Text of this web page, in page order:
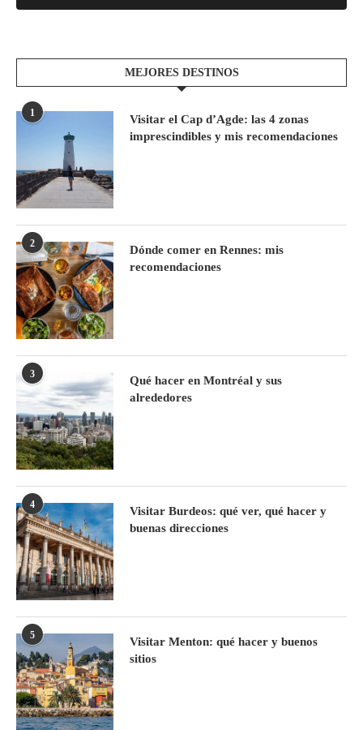
MEJORES DESTINOS
1
Visitar el Cap d’Agde: las 4 zonas
imprescindibles y mis recomendaciones
2
Dónde comer en Rennes: mis
recomendaciones
3
Qué hacer en Montréal y sus
alrededores
4
Visitar Burdeos: qué ver, qué hacer y
buenas direcciones
5
Visitar Menton: qué hacer y buenos
sitios